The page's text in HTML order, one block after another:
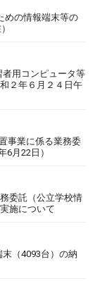
めの情報端末等の
者用コンピュータ等
２年６月２４日午
事業に係る業務委
月22日）
委託（公立学校情
施について
末（4093台）の納